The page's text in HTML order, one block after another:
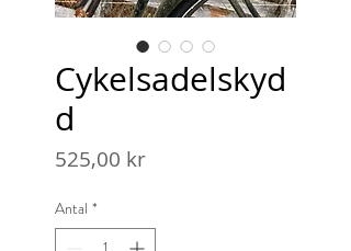
Cykelsadelskyd
d
525,00 krPris
Antal *